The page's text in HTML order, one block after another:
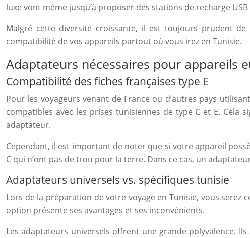
luxe vont même jusqu’à proposer des stations de recharge
Malgré cette diversité croissante, il est toujours prudent
compatibilité de vos appareils partout où vous irez en Tunisie.
Adaptateurs nécessaires pour appareils
Compatibilité des fiches françaises type E
Pour les voyageurs venant de France ou d’autres pays
compatibles avec les prises tunisiennes de type C et E. Cela
adaptateur.
Cependant, il est important de noter que si votre appareil
C qui n’ont pas de trou pour la terre. Dans ce cas, un
Adaptateurs universels vs. spécifiques tunisie
Lors de la préparation de votre voyage en Tunisie, vous
option présente ses avantages et ses inconvénients.
Les adaptateurs universels offrent une grande polyvalence.